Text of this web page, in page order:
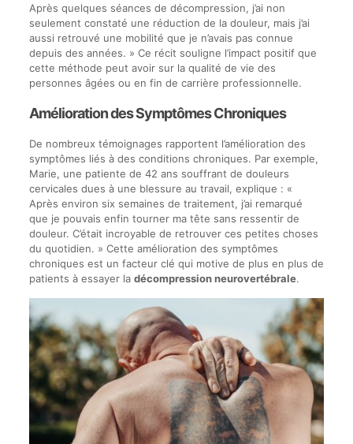
Après quelques séances de décompression, j’ai non
seulement constaté une réduction de la douleur, mais j’ai
aussi retrouvé une mobilité que je n’avais pas connue
depuis des années. » Ce récit souligne l’impact positif que
cette méthode peut avoir sur la qualité de vie des
personnes âgées ou en fin de carrière professionnelle.
Amélioration des Symptômes Chroniques
De nombreux témoignages rapportent l’amélioration des
symptômes liés à des conditions chroniques. Par exemple,
Marie, une patiente de 42 ans souffrant de douleurs
cervicales dues à une blessure au travail, explique : «
Après environ six semaines de traitement, j’ai remarqué
que je pouvais enfin tourner ma tête sans ressentir de
douleur. C’était incroyable de retrouver ces petites choses
du quotidien. » Cette amélioration des symptômes
chroniques est un facteur clé qui motive de plus en plus de
patients à essayer la décompression neurovertébrale.